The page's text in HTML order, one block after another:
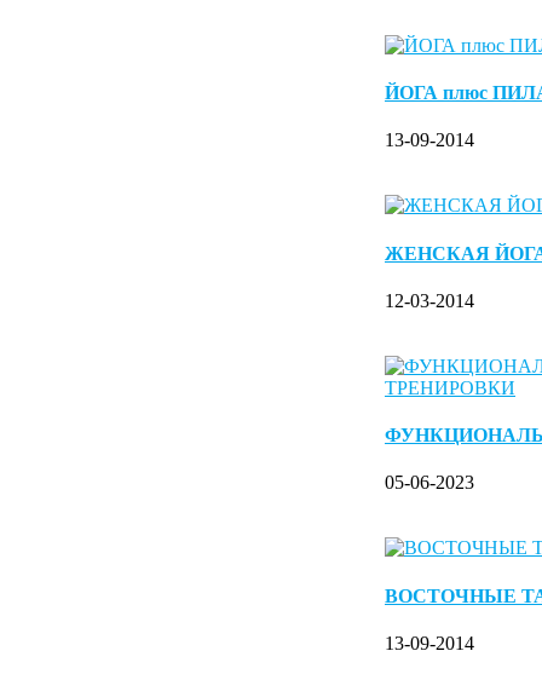
ЙОГА плюс
13-09-2014
ЖЕНСКАЯ
12-03-2014
05-06-2023
ВОСТОЧНЫЕ
13-09-2014